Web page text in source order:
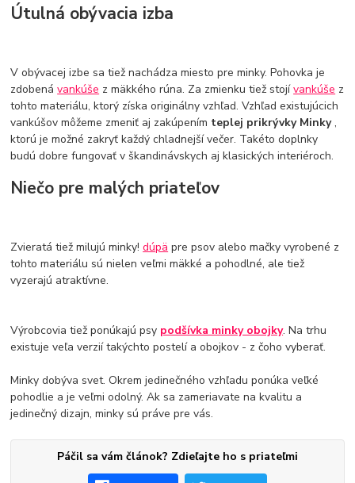
Útulná obývacia izba
V obývacej izbe sa tiež nachádza miesto pre minky. Pohovka je
zdobenávankúše z mäkkého rúna. Za zmienku tiež stojívankúše z
tohto materiálu, ktorý získa originálny vzhľad. Vzhľad existujúcich
vankúšov môžeme zmeniť aj zakúpením teplej prikrývky Minky,
ktorú je možné zakryť každý chladnejší večer. Takéto doplnky
budú dobre fungovať v škandinávskych aj klasických interiéroch.
Niečo pre malých priateľov
Zvieratá tiež milujú minky!dúpä pre psov alebo mačky vyrobené z
tohto materiálu sú nielen veľmi mäkké a pohodlné, ale tiež
vyzerajú atraktívne.
Výrobcovia tiež ponúkajú psy podšívka minky obojky. Na trhu
existuje veľa verzií takýchto postelí a obojkov - z čoho vyberať.
Minky dobýva svet. Okrem jedinečného vzhľadu ponúka veľké
pohodlie a je veľmi odolný. Ak sa zameriavate na kvalitu a
jedinečný dizajn, minky sú práve pre vás.
Páčil sa vám článok? Zdieľajte ho s priateľmi